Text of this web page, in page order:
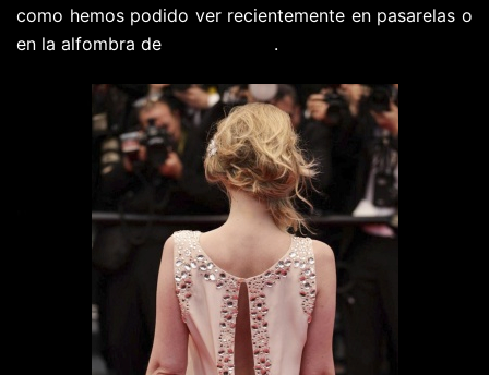
como hemos podido ver recientemente en pasarelas o
en la alfombra de
.